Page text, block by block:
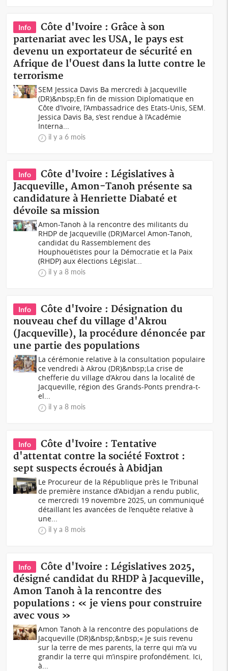
Info
Côte d'Ivoire : Grâce à son
partenariat avec les USA, le pays est
devenu un exportateur de sécurité en
Afrique de l'Ouest dans la lutte contre le
terrorisme
SEM Jessica Davis Ba mercredi à Jacqueville
(DR)&nbsp;En fin de mission Diplomatique en
Côte d’Ivoire, l’Ambassadrice des Etats-Unis, SEM.
Jessica Davis Ba, s’est rendue à l’Académie
Interna...
il y a 6 mois
Info
Côte d'Ivoire : Législatives à
Jacqueville, Amon-Tanoh présente sa
candidature à Henriette Diabaté et
dévoile sa mission
Amon-Tanoh à la rencontre des militants du
RHDP de Jacqueville (DR)Marcel Amon-Tanoh,
candidat du Rassemblement des
Houphouëtistes pour la Démocratie et la Paix
(RHDP) aux élections Législat...
il y a 8 mois
Info
Côte d'Ivoire : Désignation du
nouveau chef du village d'Akrou
(Jacqueville), la procédure dénoncée par
une partie des populations
La cérémonie relative à la consultation populaire
ce vendredi à Akrou (DR)&nbsp;La crise de
chefferie du village d’Akrou dans la localité de
Jacqueville, région des Grands-Ponts prendra-t-
el...
il y a 8 mois
Info
Côte d'Ivoire : Tentative
d'attentat contre la société Foxtrot :
sept suspects écroués à Abidjan
Le Procureur de la République près le Tribunal
de première instance d’Abidjan a rendu public,
ce mercredi 19 novembre 2025, un communiqué
détaillant les avancées de l’enquête relative à
une...
il y a 8 mois
Info
Côte d'Ivoire : Législatives 2025,
désigné candidat du RHDP à Jacqueville,
Amon Tanoh à la rencontre des
populations : « je viens pour construire
avec vous »
Amon Tanoh à la rencontre des populations de
Jacqueville (DR)&nbsp;&nbsp;« Je suis revenu
sur la terre de mes parents, la terre qui m’a vu
grandir la terre qui m’inspire profondément. Ici,
à...